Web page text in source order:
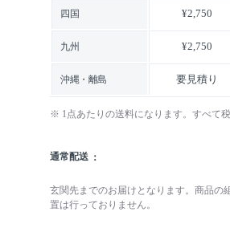
四国 ¥2,750
九州 ¥2,750
沖縄・離島 要見積り
※ 1点あたりの送料になります。すべて税
通常配送
玄関先までのお届けとなります。商品の
置は行っておりません。